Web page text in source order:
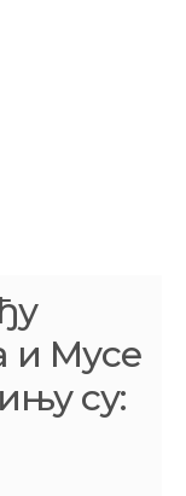
и Мусе
су: